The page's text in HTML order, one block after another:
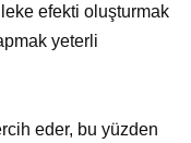
efekti oluşturmak
yeterli
eder, bu yüzden